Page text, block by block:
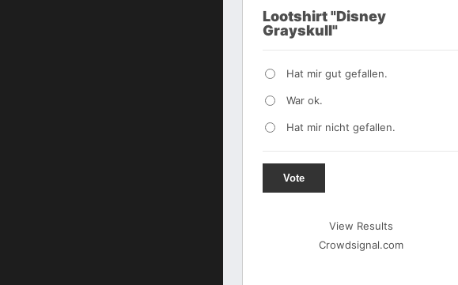
Lootshirt "Disney
Grayskull"
Hat mir gut gefallen.
War ok.
Hat mir nicht gefallen.
Vote
View Results
Crowdsignal.com